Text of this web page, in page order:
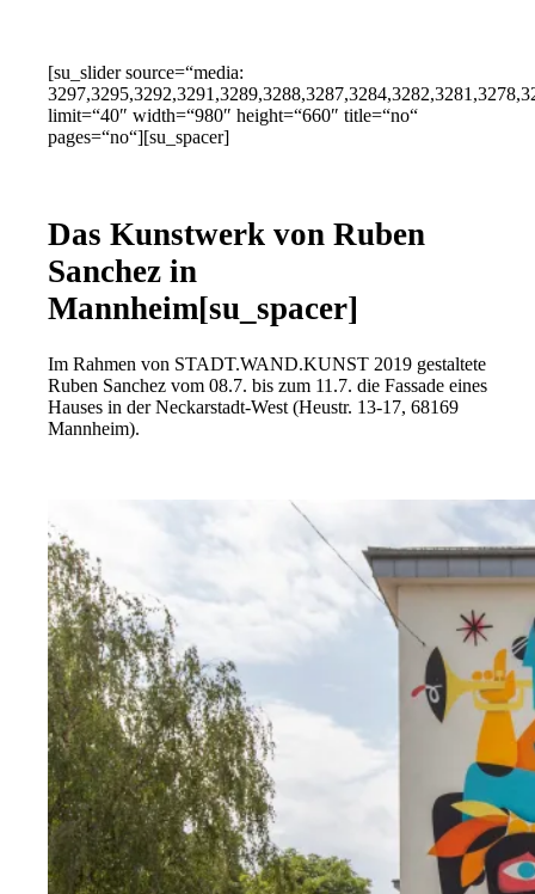
[su_slider source=“media:
limit=“40″ width=“980″ height=“660″ title=“no“
pages=“no“][su_spacer]
Das Kunstwerk von Ruben
Sanchez in
Mannheim[su_spacer]
Im Rahmen von STADT.WAND.KUNST 2019 gestaltete
Ruben Sanchez vom 08.7. bis zum 11.7. die Fassade eines
Hauses in der Neckarstadt-West (Heustr. 13-17, 68169
Mannheim).